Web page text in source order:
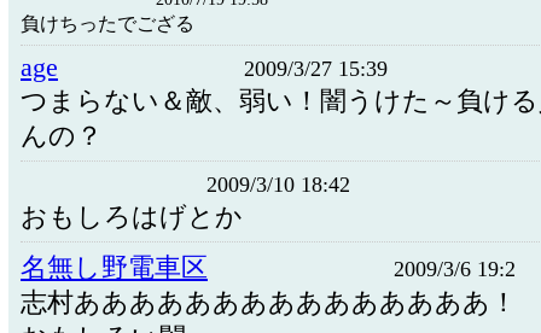
負けちったでござる
age 2009/3/27 15:39
つまらない＆敵、弱い！闇うけた～負け
んの？
2009/3/10 18:42
おもしろはげとか
名無し野電車区
2009/3/6 19:2
志村あああああああああああああああ！